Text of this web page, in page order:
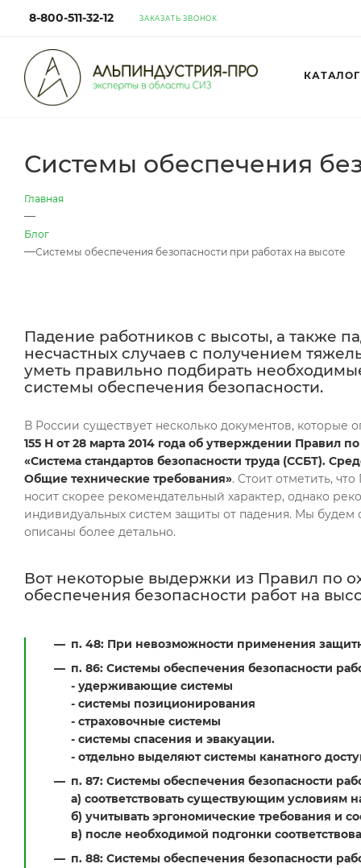
8-800-511-32-12 ЗАКАЗАТЬ ЗВОНОК
КАТАЛОГ
Системы обеспечения
Главная
—
Блог
—Системы обеспечения безопасности при работах на высоте
Падение работников с высоты, а также
несчастных случаев с получением
уметь правильно подбирать
системы обеспечения безопасности.
В России существует несколько документов,
155 Н от 28 марта 2014 года об утверждении Правил
«Система стандартов безопасности труда (ССБТ).
Общие технические требования». Стоит отметить,
носит скорее рекомендательный характер, однако
индивидуальных систем защиты от падения. Мы будем
описаны более детально.
Вот некоторые выдержки из Правил по
обеспечения безопасности работ на
п. 48: При невозможности применения
п. 86: Системы обеспечения безопасности
- удерживающие системы
- системы позиционирования
- страховочные системы
- системы спасения и эвакуации.
- отдельно выделяют системы канатного
п. 87: Системы обеспечения безопасности
а) соответствовать существующим условиям
б) учитывать эргономические требования и
в) после необходимой подгонки
п. 88: Системы обеспечения безопасности